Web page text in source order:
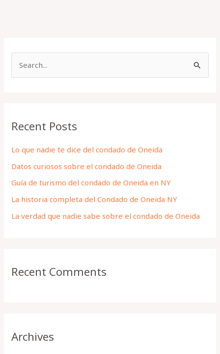
c
f
o
r
:
Recent Posts
Lo que nadie te dice del condado de Oneida
Datos curiosos sobre el condado de Oneida
Guía de turismo del condado de Oneida en NY
La historia completa del Condado de Oneida NY
La verdad que nadie sabe sobre el condado de Oneida
Recent Comments
Archives